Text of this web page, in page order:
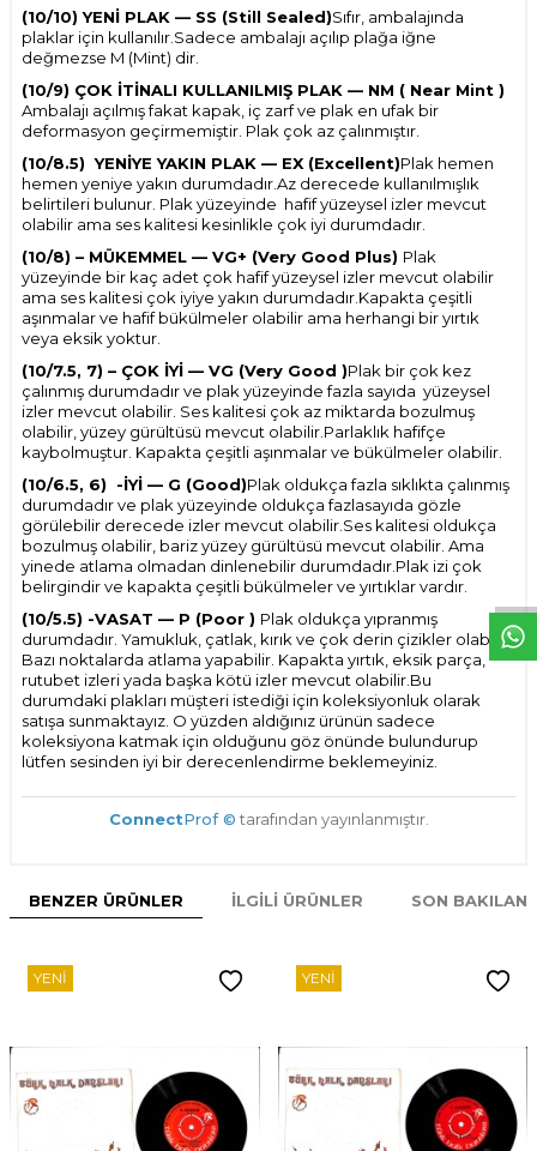
(10/10) YENİ PLAK — SS (Still Sealed)Sıfır, ambalajında
plaklar için kullanılır.Sadece ambalajı açılıp plağa iğne
değmezse M (Mint) dir.
(10/9) ÇOK İTİNALI KULLANILMIŞ PLAK — NM ( Near Mint )
Ambalajı açılmış fakat kapak, iç zarf ve plak en ufak bir
deformasyon geçirmemiştir. Plak çok az çalınmıştır.
(10/8.5) YENİYE YAKIN PLAK — EX (Excellent)Plak hemen
hemen yeniye yakın durumdadır.Az derecede kullanılmışlık
belirtileri bulunur. Plak yüzeyinde hafif yüzeysel izler mevcut
olabilir ama ses kalitesi kesinlikle çok iyi durumdadır.
(10/8) – MÜKEMMEL — VG+ (Very Good Plus) Plak
yüzeyinde bir kaç adet çok hafif yüzeysel izler mevcut olabilir
ama ses kalitesi çok iyiye yakın durumdadır.Kapakta çeşitli
aşınmalar ve hafif bükülmeler olabilir ama herhangi bir yırtık
veya eksik yoktur.
(10/7.5, 7) – ÇOK İYİ — VG (Very Good )Plak bir çok kez
çalınmış durumdadır ve plak yüzeyinde fazla sayıda yüzeysel
izler mevcut olabilir. Ses kalitesi çok az miktarda bozulmuş
olabilir, yüzey gürültüsü mevcut olabilir.Parlaklık hafifçe
kaybolmuştur. Kapakta çeşitli aşınmalar ve bükülmeler olabilir.
(10/6.5, 6) -İYİ — G (Good)Plak oldukça fazla sıklıkta çalınmış
durumdadır ve plak yüzeyinde oldukça fazlasayıda gözle
görülebilir derecede izler mevcut olabilir.Ses kalitesi oldukça
bozulmuş olabilir, bariz yüzey gürültüsü mevcut olabilir. Ama
yinede atlama olmadan dinlenebilir durumdadır.Plak izi çok
belirgindir ve kapakta çeşitli bükülmeler ve yırtıklar vardır.
(10/5.5) -VASAT — P (Poor ) Plak oldukça yıpranmış
durumdadır. Yamukluk, çatlak, kırık ve çok derin çizikler olabilir.
Bazı noktalarda atlama yapabilir. Kapakta yırtık, eksik parça,
rutubet izleri yada başka kötü izler mevcut olabilir.Bu
durumdaki plakları müşteri istediği için koleksiyonluk olarak
satışa sunmaktayız. O yüzden aldığınız ürünün sadece
koleksiyona katmak için olduğunu göz önünde bulundurup
lütfen sesinden iyi bir derecenlendirme beklemeyiniz.
ConnectProf © tarafından yayınlanmıştır.
BENZER ÜRÜNLER İLGILI ÜRÜNLER SON
YENI YENI